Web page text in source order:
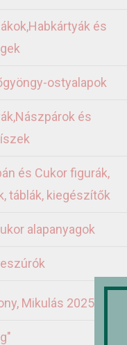
és
ostyalapok
és
és Cukor figurák,
táblák, kiegészítők
alapanyagok
Mikulás 2025